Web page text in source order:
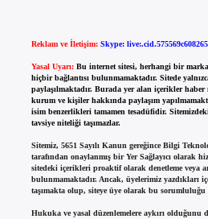
Reklam ve İletişim: Skype:
Yasal Uyarı: Bu internet sitesi, herhangi bir
hiçbir bağlantısı bulunmamaktadır. Sitede
paylaşılmaktadır. Burada yer alan içerikler haber
kurum ve kişiler hakkında paylaşım
isim benzerlikleri tamamen tesadüfidir.
tavsiye niteliği taşımazlar.
Sitemiz, 5651 Sayılı Kanun gereğince Bilgi
tarafından onaylanmış bir Yer Sağlayıcı olarak
sitedeki içerikleri proaktif olarak denetleme veya
bulunmamaktadır. Ancak, üyelerimiz yazdıkları
taşımakta olup, siteye üye olarak bu sorumluluğu
Hukuka ve yasal düzenlemelere aykırı olduğunu